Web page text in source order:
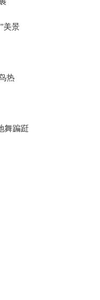
美景
热
舞蹁跹